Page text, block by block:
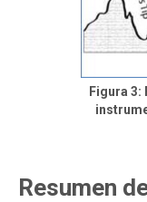
Figura
Resumen